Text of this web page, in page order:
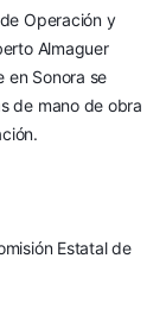
Operación y
Almaguer
en Sonora se
de mano de obra
Estatal de